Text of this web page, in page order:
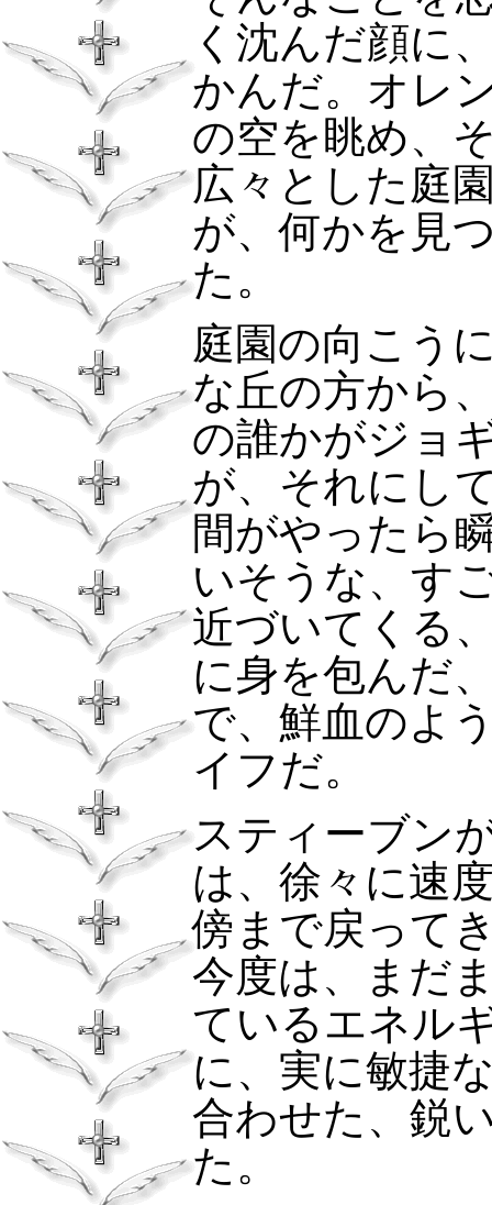
く沈んだ顔に
かんだ。オレ
の空を眺め、
広々とした庭
が、何かを見
た。
庭園の向こう
な丘の方から
の誰かがジョ
が、それにし
間がやったら
いそうな、す
近づいてくる
に身を包んだ
で、鮮血のよ
イフだ。
スティーブン
は、徐々に速
傍まで戻って
今度は、まだ
ているエネル
に、実に敏捷
合わせた、鋭
た。